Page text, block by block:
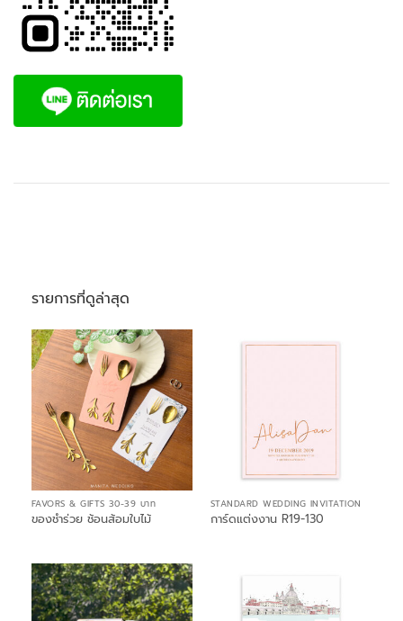
รายการที่ดูล่าสุด
FAVORS & GIFTS 30-39 บาท
ของชำร่วย ช้อนส้อมใบไม้
STANDARD WEDDING INVITATION
การ์ดแต่งงาน R19-130